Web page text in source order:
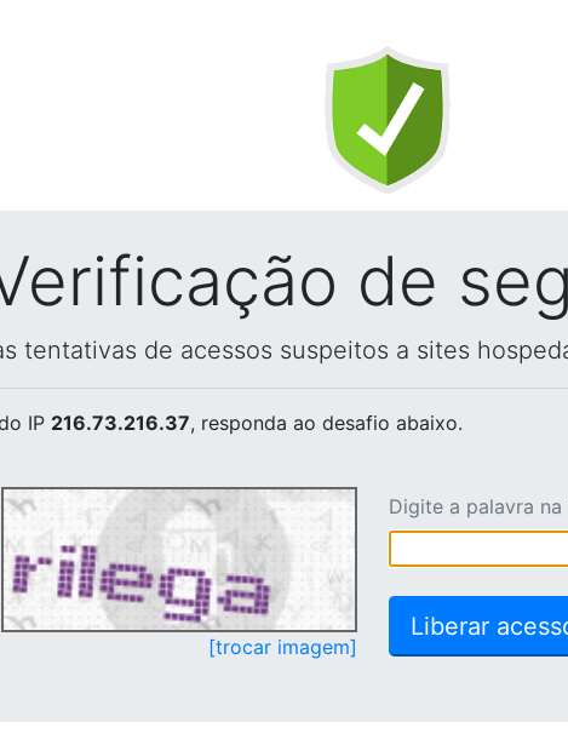
de
tentativas de acessos suspeitos a sites
IP 216.73.216.37, responda ao desafio abaixo.
[trocar imagem]
Digite a palavra